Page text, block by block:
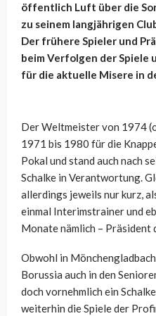
öffentlich Luft über die
zu seinem langjährigen
Der frühere Spieler und
beim Verfolgen der Spiele
für die aktuelle Misere in
Der Weltmeister von 1974
1971 bis 1980 für die
Pokal und stand auch nach
Schalke in Verantwortung.
allerdings jeweils nur kurz,
einmal Interimstrainer und
Monate nämlich – Präsident
Obwohl in
Borussia auch in den
doch vornehmlich ein
weiterhin die Spiele der